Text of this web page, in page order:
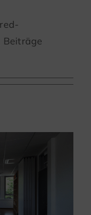
Beiträge